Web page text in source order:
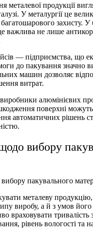
металевої продукції
У металургії це
захисту. У
важлива не лише
— підприємства, що
до пакування значно
машин дозволяє
витрат.
алюмінієвих
поверхні
автоматичних рішень
вибору
металеву
виробу, а й з умов
враховувати тривалість
рівень вологості та